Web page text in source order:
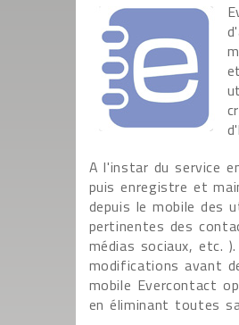
A l'instar du service
puis enregistre et
depuis le mobile des
pertinentes des
médias sociaux, etc.
modifications avant
mobile Evercontact
en éliminant toutes